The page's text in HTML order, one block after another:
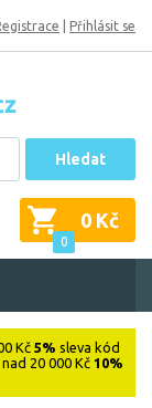
Přihlásit se
Hledat
0
0 Kč
Kč 5% sleva kód
nad 20 000 Kč 10%